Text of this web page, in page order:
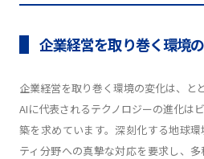
企業経営を取り巻く環境
企業経営を取り巻く環境の変化は、と
AIに代表されるテクノロジーの進化は
築を求めています。深刻化する地球
ティ分野への真摯な対応を要求し、